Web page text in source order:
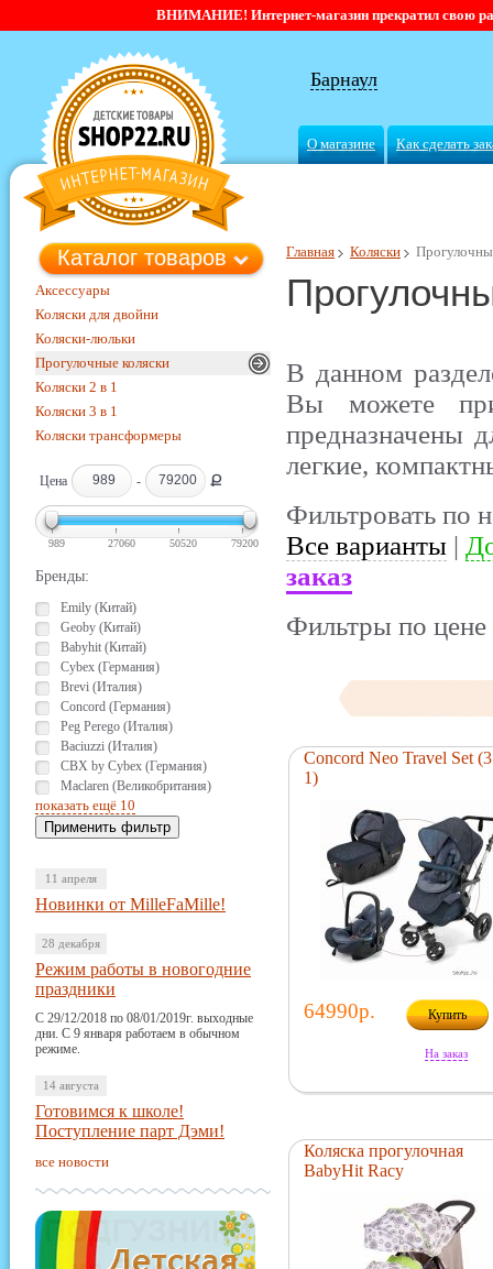
ВНИМАНИЕ! Интернет-магазин прекратил свою
Барнаул
О магазине Как сделать
Главная Коляски
В данном
Вы можете
предназначены
легкие,
Фильтровать по
Все варианты |
заказ
Фильтры по цене
Каталог товаров
Аксессуары
Коляски для двойни
Коляски-люльки
Прогулочные коляски
Коляски 2 в 1
Коляски 3 в 1
Коляски трансформеры
Цена - Ք
989 27060 50520 79200
Бренды:
Emily (Китай)
Geoby (Китай)
Babyhit (Китай)
Cybex (Германия)
Brevi (Италия)
Concord (Германия)
Peg Perego (Италия)
Baciuzzi (Италия)
CBX by Cybex (Германия)
Maclaren (Великобритания)
показать ещё 10
11 апреля
Новинки от MilleFaMille!
28 декабря
Режим работы в новогодние
праздники
С 29/12/2018 по 08/01/2019г. выходные
дни. С 9 января работаем в обычном
режиме.
14 августа
Готовимся к школе!
Поступление парт Дэми!
все новости
Concord Neo Travel Set
1)
64990р. Купить
На заказ
Коляска прогулочная
BabyHit Racy